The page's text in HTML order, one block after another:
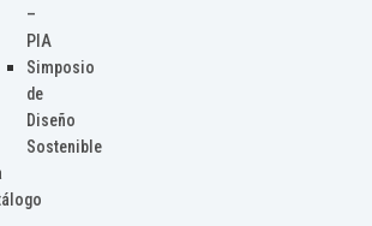
–
PIA
Simposio
de
Diseño
Sostenible